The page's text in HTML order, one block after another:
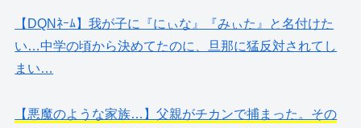
【DQNﾈｰﾑ】我が子に『にぃな』『みぃた』と名付けた
い…中学の頃から決めてたのに、旦那に猛反対されてし
まい…
【悪魔のような家族…】父親がチカンで捕まった。その